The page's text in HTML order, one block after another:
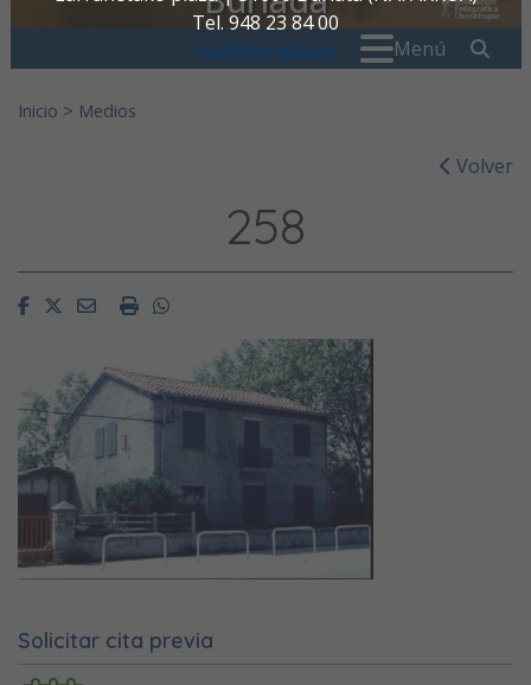
Tel. 948 23 84 00
oac@burlada.es
Menú
Inicio > Medios
Volver
258
FacebookTwitterEmailImprimirWhatsapp
Solicitar cita previa